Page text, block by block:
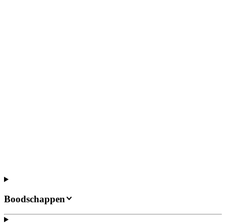
Boodschappen